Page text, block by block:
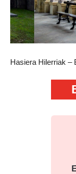
Hasiera Hilerriak –